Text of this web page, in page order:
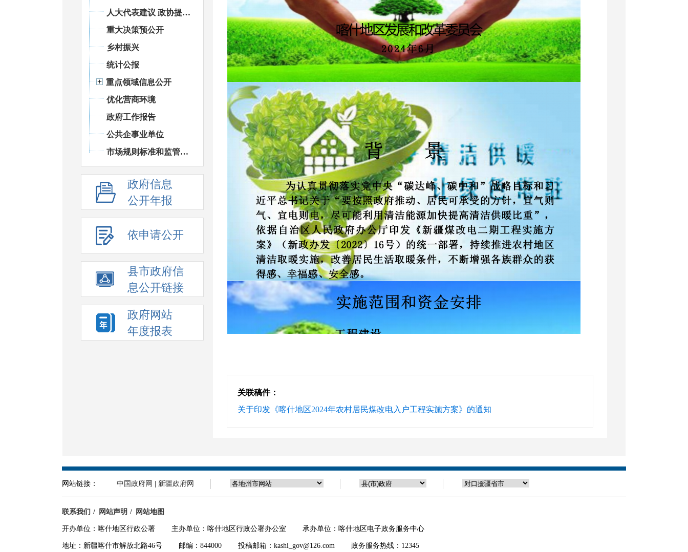
人大代表建议 政协提案办理
重大决策预公开
乡村振兴
统计公报
重点领域信息公开
优化营商环境
政府工作报告
公共企事业单位
市场规则标准和监管执法
政府信息
公开年报
依申请公开
县市政府信
息公开链接
政府网站
年度报表
关联稿件：
关于印发《喀什地区2024年农村居民煤改电入户工程实施方案》的通知
网站链接： 中国政府网 新疆政府网
联系我们 网站声明 网站地图
开办单位：喀什地区行政公署 主办单位：喀什地区行政公署办公室 承办单位：喀什地区电子政务服务中心
地址：新疆喀什市解放北路46号 邮编：844000 投稿邮箱：kashi_gov@126.com 政务服务热线：12345